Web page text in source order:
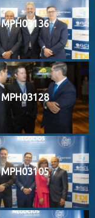
MPH03136
MPH03128
MPH03105